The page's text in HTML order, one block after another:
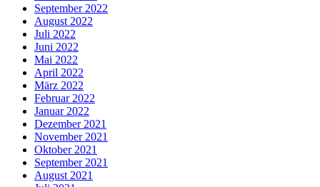
September 2022
August 2022
Juli 2022
Juni 2022
Mai 2022
April 2022
März 2022
Februar 2022
Januar 2022
Dezember 2021
November 2021
Oktober 2021
September 2021
August 2021